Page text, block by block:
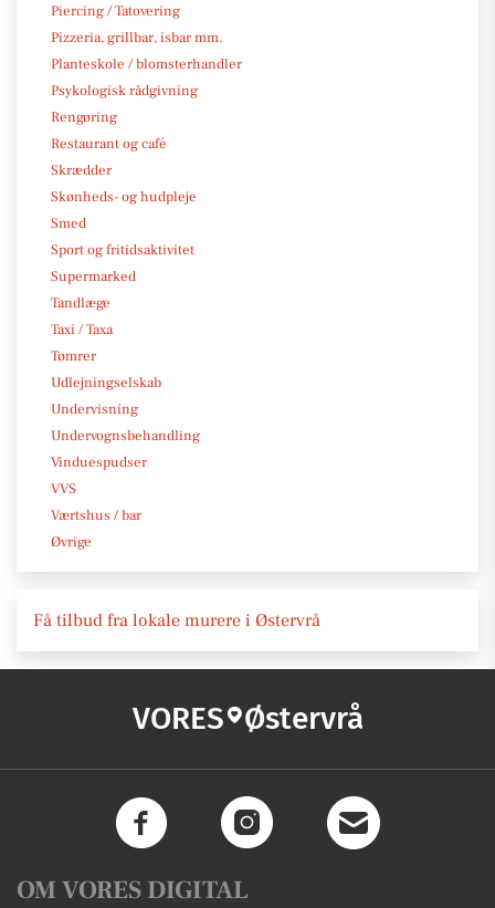
Piercing / Tatovering
Pizzeria, grillbar, isbar mm.
Planteskole / blomsterhandler
Psykologisk rådgivning
Rengøring
Restaurant og café
Skrædder
Skønheds- og hudpleje
Smed
Sport og fritidsaktivitet
Supermarked
Tandlæge
Taxi / Taxa
Tømrer
Udlejningselskab
Undervisning
Undervognsbehandling
Vinduespudser
VVS
Værtshus / bar
Øvrige
Få tilbud fra lokale murere i Østervrå
VORES Østervrå
OM VORES DIGITAL